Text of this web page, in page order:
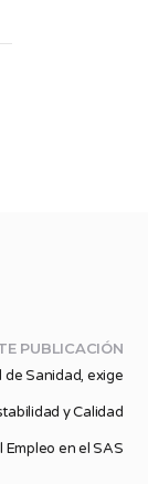
PUBLICACIÓN
de Sanidad, exige
y Calidad
Empleo en el SAS